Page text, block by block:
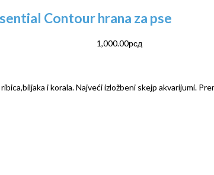
Contour hrana za pse
1,000.00рсд
i korala. Najveći izložbeni skejp akvarijumi.